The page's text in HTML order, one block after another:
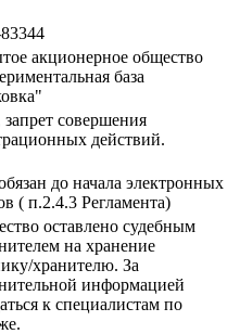
акционерное общество
база
запрет совершения
действий.
до начала электронных
( п.2.4.3 Регламента)
оставлено судебным
на хранение
хранителю. За
информацией
к специалистам по